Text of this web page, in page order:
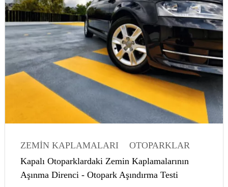
ZEMIN KAPLAMALARI
OTOPARKLAR
MAKALELER
Kapalı Otoparklardaki Zemin Kaplamalarının
Aşınma Direnci - Otopark Aşındırma Testi